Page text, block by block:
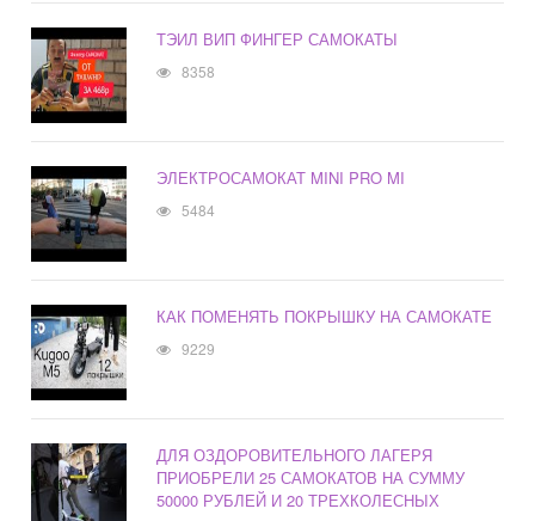
ТЭИЛ ВИП ФИНГЕР САМОКАТЫ
8358
ЭЛЕКТРОСАМОКАТ MINI PRO MI
5484
КАК ПОМЕНЯТЬ ПОКРЫШКУ НА САМОКАТЕ
9229
ДЛЯ ОЗДОРОВИТЕЛЬНОГО ЛАГЕРЯ
ПРИОБРЕЛИ 25 САМОКАТОВ НА СУММУ
50000 РУБЛЕЙ И 20 ТРЕХКОЛЕСНЫХ